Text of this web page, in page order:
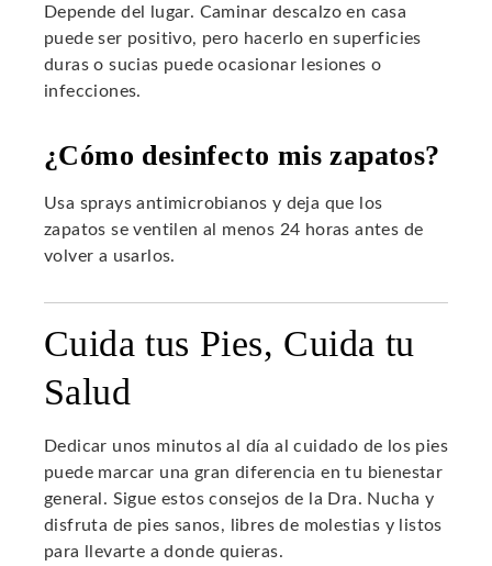
Depende del lugar. Caminar descalzo en casa
puede ser positivo, pero hacerlo en superficies
duras o sucias puede ocasionar lesiones o
infecciones.
¿Cómo desinfecto mis zapatos?
Usa sprays antimicrobianos y deja que los
zapatos se ventilen al menos 24 horas antes de
volver a usarlos.
Cuida tus Pies, Cuida tu
Salud
Dedicar unos minutos al día al cuidado de los pies
puede marcar una gran diferencia en tu bienestar
general. Sigue estos consejos de la Dra. Nucha y
disfruta de pies sanos, libres de molestias y listos
para llevarte a donde quieras.